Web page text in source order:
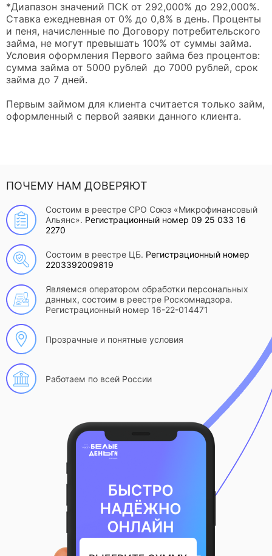
*Диапазон значений ПСК от 292,000% до 292,000%.
Ставка ежедневная от 0% до 0,8% в день. Проценты
и пеня, начисленные по Договору потребительского
займа, не могут превышать 100% от суммы займа.
Условия оформления Первого займа без процентов:
сумма займа от 5000 рублей до 7000 рублей, срок
займа до 7 дней.
Первым займом для клиента считается только займ,
оформленный с первой заявки данного клиента.
ПОЧЕМУ НАМ ДОВЕРЯЮТ
Состоим в реестре СРО Союз «Микрофинансовый
Альянс». Регистрационный номер 09 25 033 16
2270
Состоим в реестре ЦБ. Регистрационный номер
2203392009819
Являемся оператором обработки персональных
данных, состоим в реестре Роскомнадзора.
Регистрационный номер 16-22-014471
Прозрачные и понятные условия
Работаем по всей России